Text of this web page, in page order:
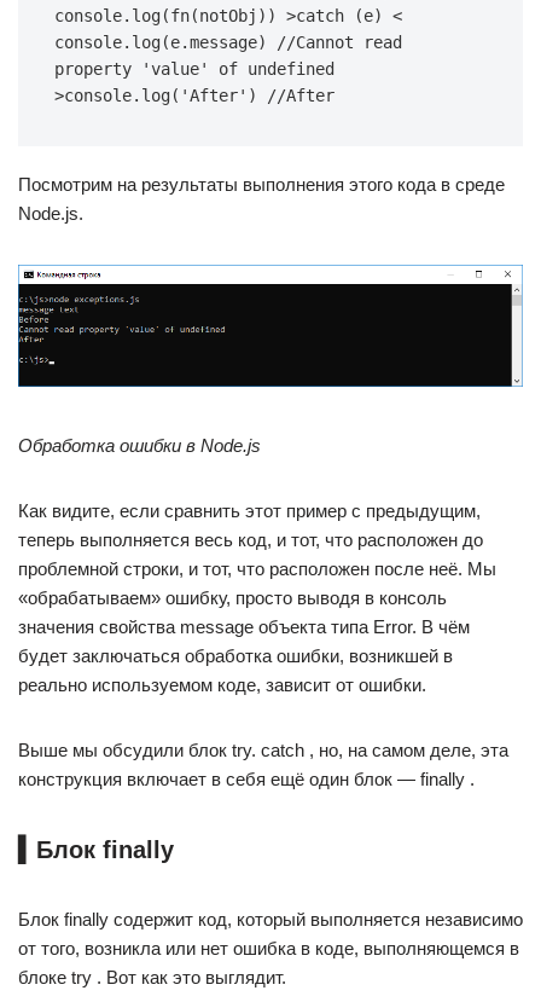
console.log(fn(notObj)) >catch (e) <
console.log(e.message) //Cannot read
property 'value' of undefined
>console.log('After') //After
Посмотрим на результаты выполнения этого кода в среде
Node.js.
Обработка ошибки в Node.js
Как видите, если сравнить этот пример с предыдущим,
теперь выполняется весь код, и тот, что расположен до
проблемной строки, и тот, что расположен после неё. Мы
«обрабатываем» ошибку, просто выводя в консоль
значения свойства message объекта типа Error. В чём
будет заключаться обработка ошибки, возникшей в
реально используемом коде, зависит от ошибки.
Выше мы обсудили блок try. catch , но, на самом деле, эта
конструкция включает в себя ещё один блок — finally .
▍Блок finally
Блок finally содержит код, который выполняется независимо
от того, возникла или нет ошибка в коде, выполняющемся в
блоке try . Вот как это выглядит.